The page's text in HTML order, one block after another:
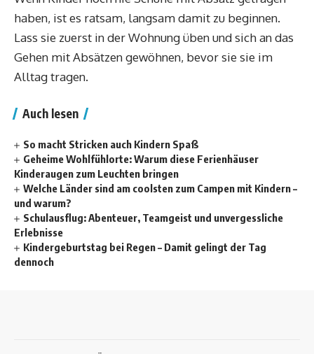
haben, ist es ratsam, langsam damit zu beginnen.
Lass sie zuerst in der Wohnung üben und sich an das
Gehen mit Absätzen gewöhnen, bevor sie sie im
Alltag tragen.
Auch lesen
So macht Stricken auch Kindern Spaß
Geheime Wohlfühlorte: Warum diese Ferienhäuser
Kinderaugen zum Leuchten bringen
Welche Länder sind am coolsten zum Campen mit Kindern –
und warum?
Schulausflug: Abenteuer, Teamgeist und unvergessliche
Erlebnisse
Kindergeburtstag bei Regen – Damit gelingt der Tag
dennoch